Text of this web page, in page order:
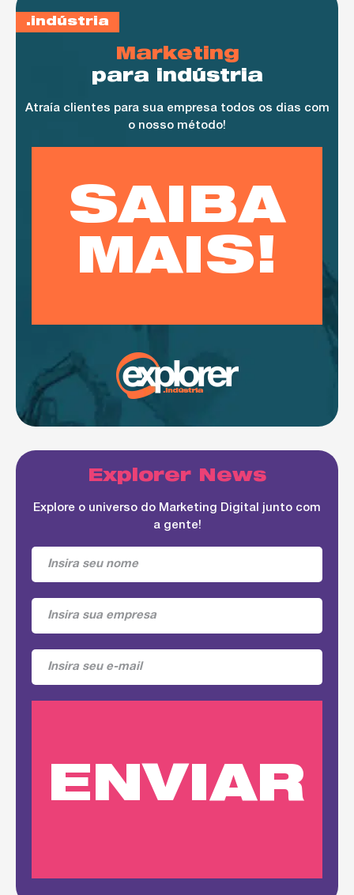
indústria
Marketing
para indústria
Atraía clientes para sua empresa todos os dias com
o nosso método!
SAIBA
MAIS!
Explorer News
Explore o universo do Marketing Digital junto com
a gente!